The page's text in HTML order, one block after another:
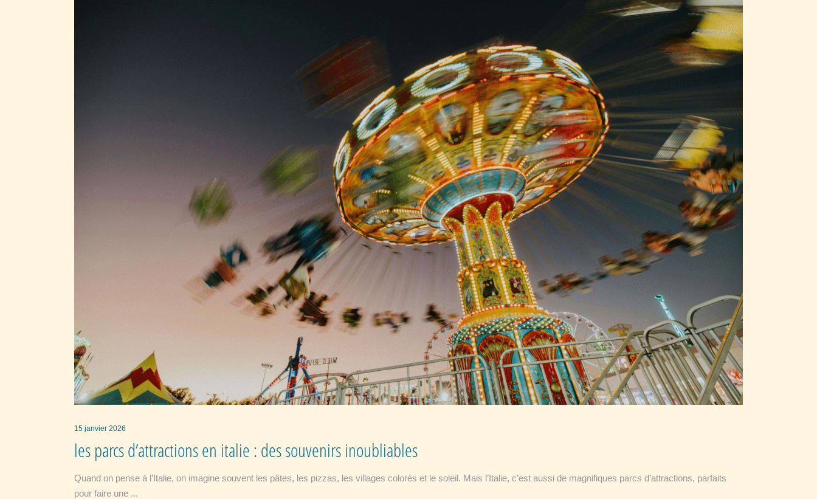
15 janvier 2026
les parcs d’attractions en italie : des souvenirs inoubliables
Quand on pense à l’Italie, on imagine souvent les pâtes, les pizzas, les villages colorés et le soleil. Mais l’Italie, c’est aussi de magnifiques parcs d’attractions, parfaits
pour faire une